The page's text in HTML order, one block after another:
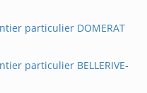
particulier DOMERAT
particulier BELLERIVE-